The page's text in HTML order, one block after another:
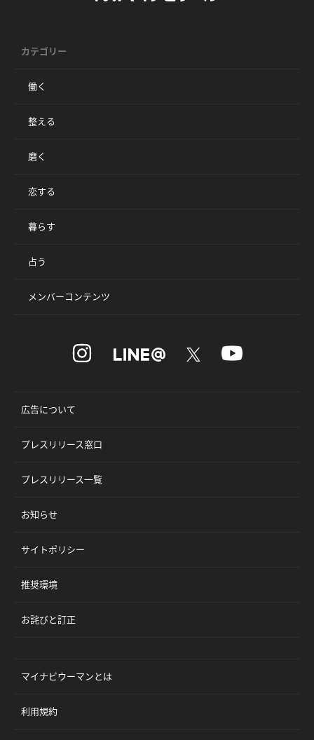
カテゴリー
働く
整える
磨く
恋する
暮らす
占う
メンバーコンテンツ
広告について
プレスリリース窓口
プレスリリース一覧
お知らせ
サイトポリシー
推奨環境
お詫びと訂正
マイナビウーマンとは
利用規約